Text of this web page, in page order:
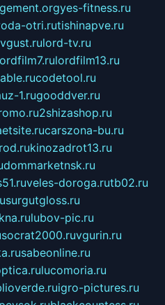
yes-fitness.ru
otri.rutishinapve.ru
lord-tv.ru
lordfilm13.ru
codetool.ru
1.rugooddver.ru
2shizashop.ru
carszona-bu.ru
kinozadrot13.ru
dommarketnsk.ru
veles-doroga.rutb02.ru
surgutgloss.ru
lubov-pic.ru
socrat2000.ruvgurin.ru
sabeonline.ru
lucomoria.ru
igro-pictures.ru